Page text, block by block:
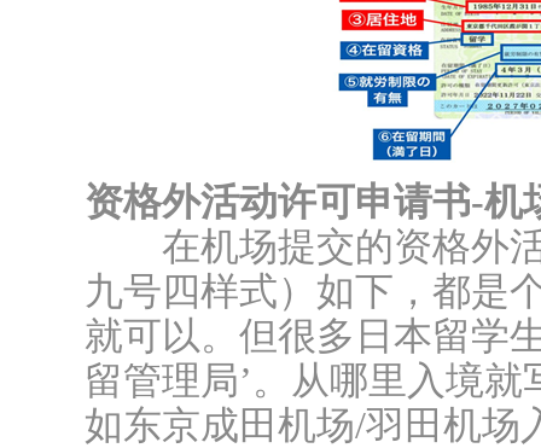
资格外活动许可申请书-机
在机场提交的资格外活
九号四样式）如下，都是
就可以。但很多日本留学
留管理局’。从哪里入境
如东京成田机场/羽田机场